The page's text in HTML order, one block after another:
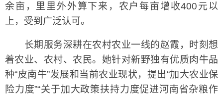
余亩，里里外外算下来，农户每亩增收400元以
上，受到广泛认可。
长期服务深耕在农村农业一线的赵霞，时刻想
着农业、农村、农民。她针对新野独有优质肉牛品
种“皮南牛”发展和当前农业现状，提出“加大农业保
险力度”“关于加大政策扶持力度促进河南省杂粮作